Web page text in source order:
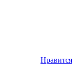
Нравится